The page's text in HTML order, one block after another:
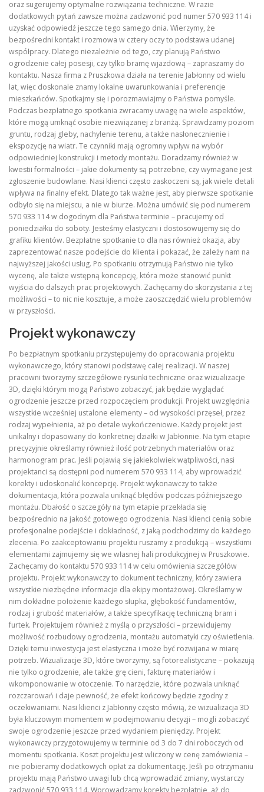
oraz sugerujemy optymalne rozwiązania techniczne. W razie
dodatkowych pytań zawsze można zadzwonić pod numer 570 933 114 i
uzyskać odpowiedź jeszcze tego samego dnia. Wierzymy, że
bezpośredni kontakt i rozmowa w cztery oczy to podstawa udanej
współpracy. Dlatego niezależnie od tego, czy planują Państwo
ogrodzenie całej posesji, czy tylko bramę wjazdową – zapraszamy do
kontaktu. Nasza firma z Pruszkowa działa na terenie Jabłonny od wielu
lat, więc doskonale znamy lokalne uwarunkowania i preferencje
mieszkańców. Spotkajmy się i porozmawiajmy o Państwa pomyśle.
Podczas bezpłatnego spotkania zwracamy uwagę na wiele aspektów,
które mogą umknąć osobie niezwiązanej z branżą. Sprawdzamy poziom
gruntu, rodzaj gleby, nachylenie terenu, a także nasłonecznienie i
ekspozycję na wiatr. Te czynniki mają ogromny wpływ na wybór
odpowiedniej konstrukcji i metody montażu. Doradzamy również w
kwestii formalności – jakie dokumenty są potrzebne, czy wymagane jest
zgłoszenie budowlane. Nasi klienci często zaskoczeni są, jak wiele detali
wpływa na finalny efekt. Dlatego tak ważne jest, aby pierwsze spotkanie
odbyło się na miejscu, a nie w biurze. Można umówić się pod numerem
570 933 114 w dogodnym dla Państwa terminie – pracujemy od
poniedziałku do soboty. Jesteśmy elastyczni i dostosowujemy się do
grafiku klientów. Bezpłatne spotkanie to dla nas również okazja, aby
zaprezentować nasze podejście do klienta i pokazać, że zależy nam na
najwyższej jakości usług. Po spotkaniu otrzymują Państwo nie tylko
wycenę, ale także wstępną koncepcję, która może stanowić punkt
wyjścia do dalszych prac projektowych. Zachęcamy do skorzystania z tej
możliwości – to nic nie kosztuje, a może zaoszczędzić wielu problemów
w przyszłości.
Projekt wykonawczy
Po bezpłatnym spotkaniu przystępujemy do opracowania projektu
wykonawczego, który stanowi podstawę całej realizacji. W naszej
pracowni tworzymy szczegółowe rysunki techniczne oraz wizualizacje
3D, dzięki którym mogą Państwo zobaczyć, jak będzie wyglądać
ogrodzenie jeszcze przed rozpoczęciem produkcji. Projekt uwzględnia
wszystkie wcześniej ustalone elementy – od wysokości przęseł, przez
rodzaj wypełnienia, aż po detale wykończeniowe. Każdy projekt jest
unikalny i dopasowany do konkretnej działki w Jabłonnie. Na tym etapie
precyzyjnie określamy również ilość potrzebnych materiałów oraz
harmonogram prac. Jeśli pojawią się jakiekolwiek wątpliwości, nasi
projektanci są dostępni pod numerem 570 933 114, aby wprowadzić
korekty i udoskonalić koncepcję. Projekt wykonawczy to także
dokumentacja, która pozwala uniknąć błędów podczas późniejszego
montażu. Dbałość o szczegóły na tym etapie przekłada się
bezpośrednio na jakość gotowego ogrodzenia. Nasi klienci cenią sobie
profesjonalne podejście i dokładność, z jaką podchodzimy do każdego
zlecenia. Po zaakceptowaniu projektu ruszamy z produkcją – wszystkimi
elementami zajmujemy się we własnej hali produkcyjnej w Pruszkowie.
Zachęcamy do kontaktu 570 933 114 w celu omówienia szczegółów
projektu. Projekt wykonawczy to dokument techniczny, który zawiera
wszystkie niezbędne informacje dla ekipy montażowej. Określamy w
nim dokładne położenie każdego słupka, głębokość fundamentów,
rodzaj i grubość materiałów, a także specyfikację techniczną bram i
furtek. Projektujem również z myślą o przyszłości – przewidujemy
możliwość rozbudowy ogrodzenia, montażu automatyki czy oświetlenia.
Dzięki temu inwestycja jest elastyczna i może być rozwijana w miarę
potrzeb. Wizualizacje 3D, które tworzymy, są fotorealistyczne – pokazują
nie tylko ogrodzenie, ale także grę cieni, fakturę materiałów i
wkomponowanie w otoczenie. To narzędzie, które pozwala uniknąć
rozczarowań i daje pewność, że efekt końcowy będzie zgodny z
oczekiwaniami. Nasi klienci z Jabłonny często mówią, że wizualizacja 3D
była kluczowym momentem w podejmowaniu decyzji – mogli zobaczyć
swoje ogrodzenie jeszcze przed wydaniem pieniędzy. Projekt
wykonawczy przygotowujemy w terminie od 3 do 7 dni roboczych od
momentu spotkania. Koszt projektu jest wliczony w cenę zamówienia –
nie pobieramy dodatkowych opłat za dokumentację. Jeśli po otrzymaniu
projektu mają Państwo uwagi lub chcą wprowadzić zmiany, wystarczy
zadzwonić 570 933 114. Wprowadzamy korekty bezpłatnie, aż do